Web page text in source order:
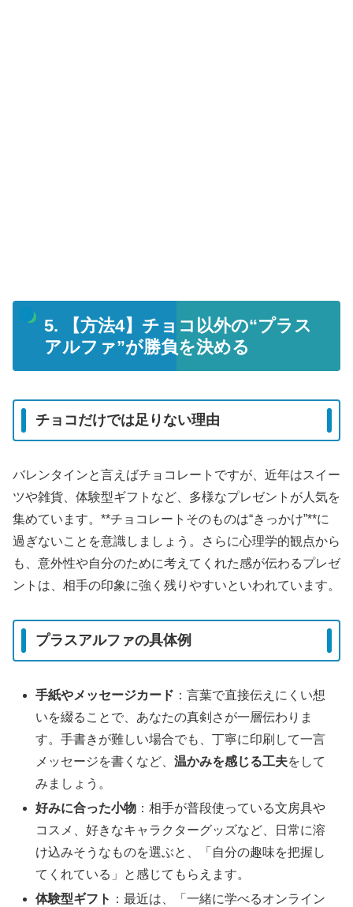
5. 【方法4】チョコ以外の“プラス
アルファ”が勝負を決める
チョコだけでは足りない理由
バレンタインと言えばチョコレートですが、近年はスイー
ツや雑貨、体験型ギフトなど、多様なプレゼントが人気を
集めています。**チョコレートそのものは“きっかけ”**に
過ぎないことを意識しましょう。さらに心理学的観点から
も、意外性や自分のために考えてくれた感が伝わるプレゼ
ントは、相手の印象に強く残りやすいといわれています。
プラスアルファの具体例
手紙やメッセージカード ：言葉で直接伝えにくい想
いを綴ることで、あなたの真剣さが一層伝わりま
す。手書きが難しい場合でも、丁寧に印刷して一言
メッセージを書くなど、温かみを感じる工夫をして
みましょう。
好みに合った小物 ：相手が普段使っている文房具や
コスメ、好きなキャラクターグッズなど、日常に溶
け込みそうなものを選ぶと、「自分の趣味を把握し
てくれている」と感じてもらえます。
体験型ギフト ：最近は、「一緒に学べるオンライン